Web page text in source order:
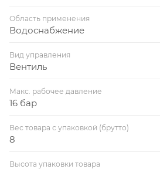
Область применения
Водоснабжение
Вид управления
Вентиль
Макс. рабочее давление
16 бар
Вес товара с упаковкой (брутто)
8
Высота упаковки товара